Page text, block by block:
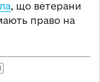
, що ветерани
право на